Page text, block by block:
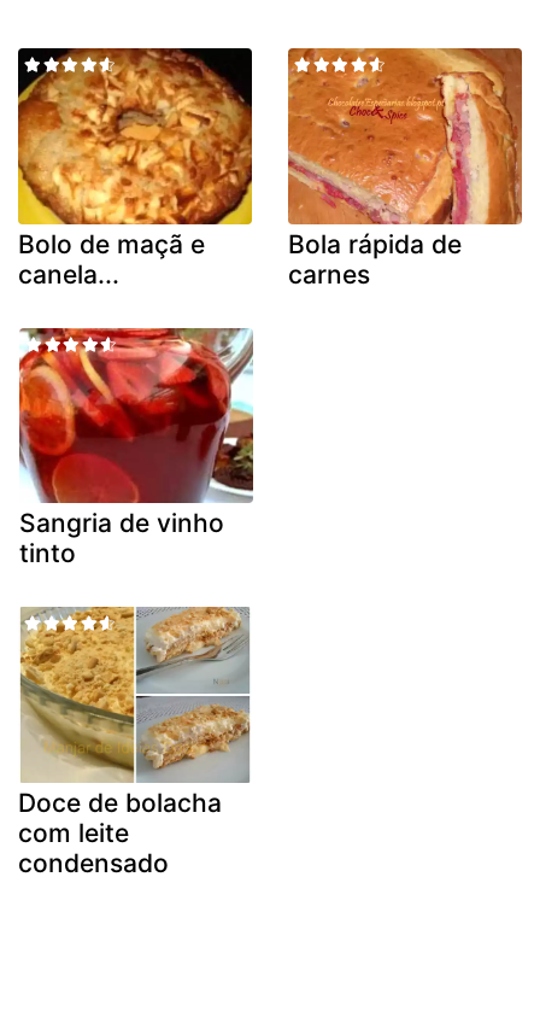
Bolo de maçã e
canela...
Bola rápida de
carnes
Sangria de vinho
tinto
Doce de bolacha
com leite
condensado